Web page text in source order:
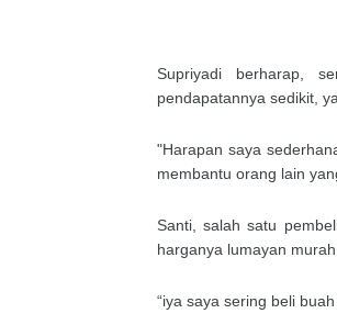
Supriyadi berharap,
pendapatannya sedikit,
"Harapan saya
membantu orang lain
Santi, salah satu
harganya lumayan
“iya saya sering beli